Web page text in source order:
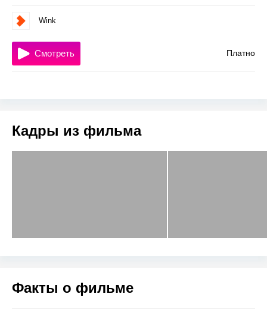
Wink
Платно
Смотреть
Кадры из фильма
Факты о фильме